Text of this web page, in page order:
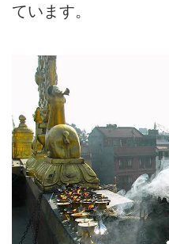
ています。